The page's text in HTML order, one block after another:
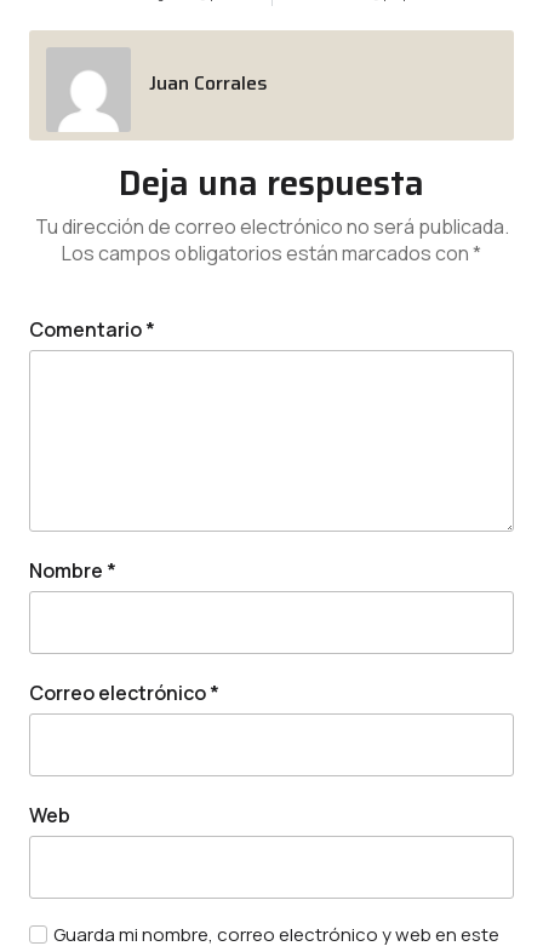
Juan Corrales
Deja una respuesta
Tu dirección de correo electrónico no será publicada.
Los campos obligatorios están marcados con*
Comentario*
Nombre *
Correo electrónico*
Web
Guarda mi nombre, correo electrónico y web en este